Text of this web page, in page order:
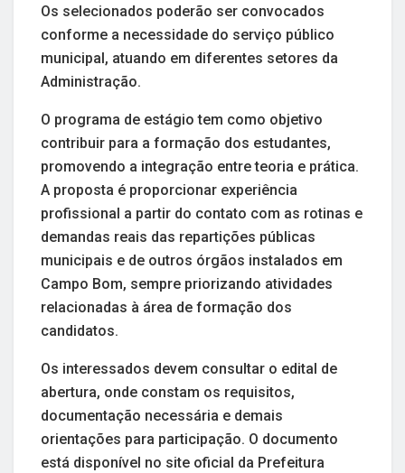
Os selecionados poderão ser convocados
conforme a necessidade do serviço público
municipal, atuando em diferentes setores da
Administração.
O programa de estágio tem como objetivo
contribuir para a formação dos estudantes,
promovendo a integração entre teoria e prática.
A proposta é proporcionar experiência
profissional a partir do contato com as rotinas e
demandas reais das repartições públicas
municipais e de outros órgãos instalados em
Campo Bom, sempre priorizando atividades
relacionadas à área de formação dos
candidatos.
Os interessados devem consultar o edital de
abertura, onde constam os requisitos,
documentação necessária e demais
orientações para participação. O documento
está disponível no site oficial da Prefeitura